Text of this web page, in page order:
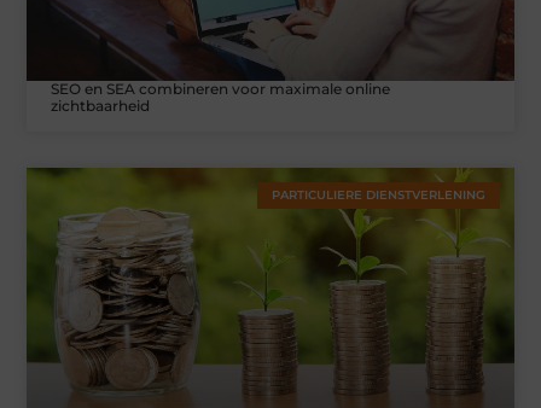
SEO en SEA combineren voor maximale online
zichtbaarheid
PARTICULIERE DIENSTVERLENING